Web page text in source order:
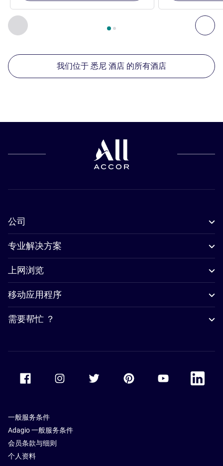
上一个 - 我们在附近的其他酒店 下
第 页，共 , 我们在附近的其他酒店 1 :, 我们在附近的
我们位于 悉尼 酒店 的所有酒店
公司
专业解决方案
上网浏览
移动应用程序
需要帮忙 ？
Accor Facebook Accor TwitterAccor PinterestAccor Youtube
Accor
一般服务条件
Adagio 一般服务条件
会员条款与细则
个人资料